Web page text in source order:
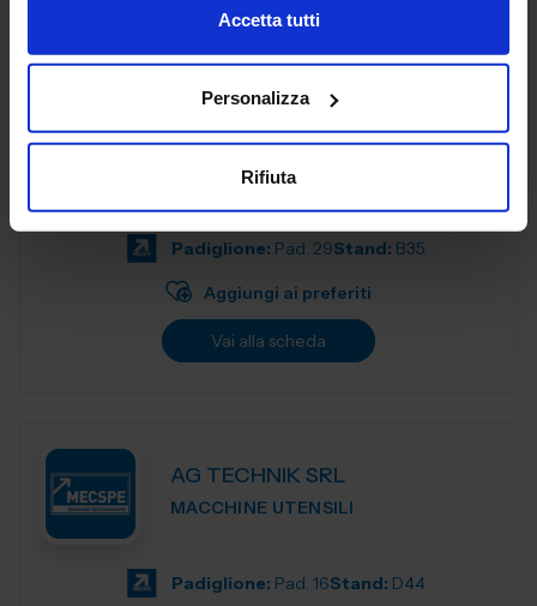
Accetta tutti
Personalizza
Rifiuta
CONTROLLO E QUALITA'
AFFRI TESTING INSTRUMENTS Srl è leader globale nella
produzione di strumenti per prove sui materiali,
Padiglione: Pad. 29Stand: B35
Aggiungi ai preferiti
Vai alla scheda
AG TECHNIK SRL
MACCHINE UTENSILI
Padiglione: Pad. 16Stand: D44